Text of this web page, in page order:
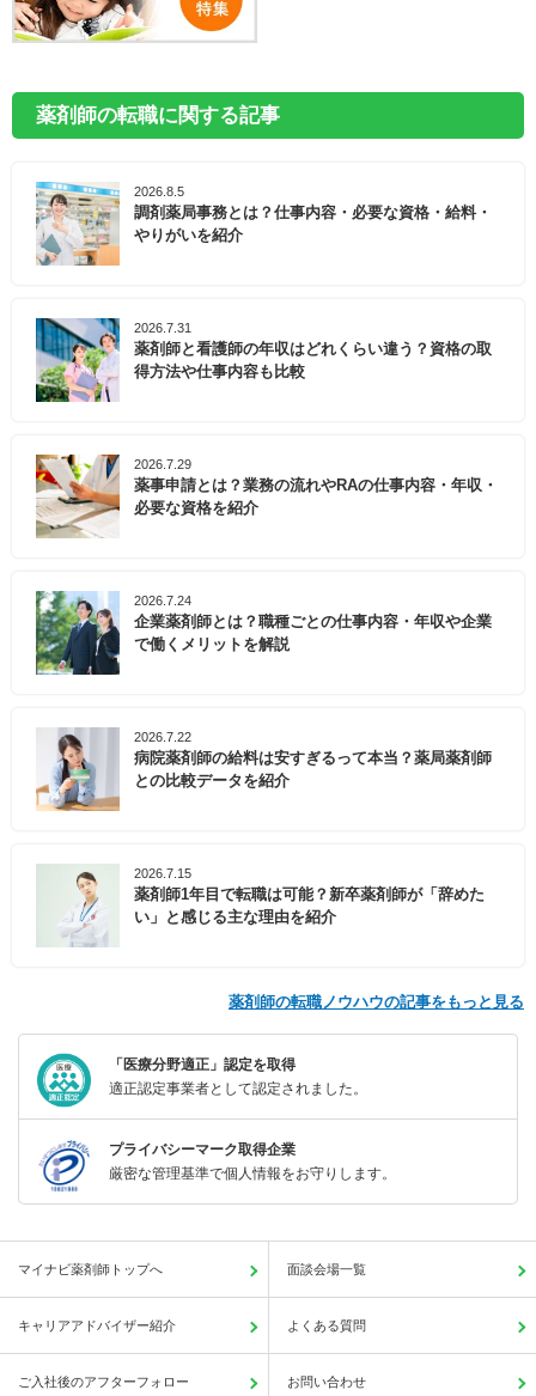
薬剤師の転職に関する記事
2026.8.5
調剤薬局事務とは？仕事内容・必要な資格・給料・
やりがいを紹介
2026.7.31
薬剤師と看護師の年収はどれくらい違う？資格の取
得方法や仕事内容も比較
2026.7.29
薬事申請とは？業務の流れやRAの仕事内容・年収・
必要な資格を紹介
2026.7.24
企業薬剤師とは？職種ごとの仕事内容・年収や企業
で働くメリットを解説
2026.7.22
病院薬剤師の給料は安すぎるって本当？薬局薬剤師
との比較データを紹介
2026.7.15
薬剤師1年目で転職は可能？新卒薬剤師が「辞めた
い」と感じる主な理由を紹介
薬剤師の転職ノウハウの記事をもっと見る
「医療分野適正」認定を取得
適正認定事業者として認定されました。
プライバシーマーク取得企業
厳密な管理基準で個人情報をお守りします。
マイナビ薬剤師トップへ 面談会場一覧
キャリアアドバイザー紹介 よくある質問
ご入社後のアフターフォロー お問い合わせ